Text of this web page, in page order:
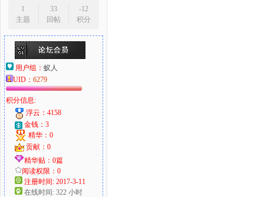
1
主题
33
回帖
-12
积分
用户组： 蚁人
UID： 6279
积分信息:
浮云：4158
金钱：3
精华：0
贡献：0
精华贴：0篇
阅读权限：0
注册时间: 2017-3-11
在线时间: 322 小时